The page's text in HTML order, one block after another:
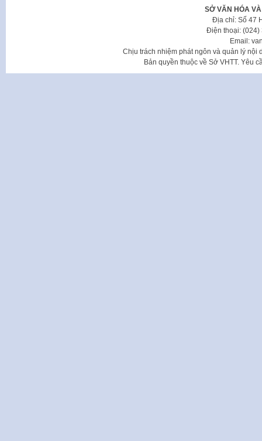
SỞ VĂN HÓA
Địa chỉ: Số 47
Điện thoại: (024)
Email:
Chịu trách nhiệm phát ngôn và quản lý nội
Bản quyền thuộc về Sở VHTT. Yêu